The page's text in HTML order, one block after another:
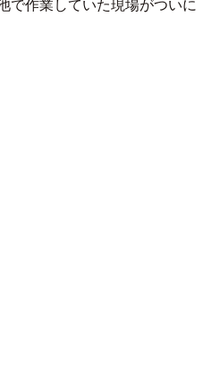
で作業していた現場がついに